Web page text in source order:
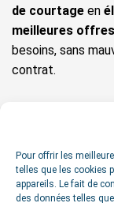
Pour offrir les
telles que les cookies
appareils. Le fait de
des données telles
de courtage en
meilleures offres
besoins, sans
contrat.
Notre téléphone :
Notre adresse :
274 avenue de la